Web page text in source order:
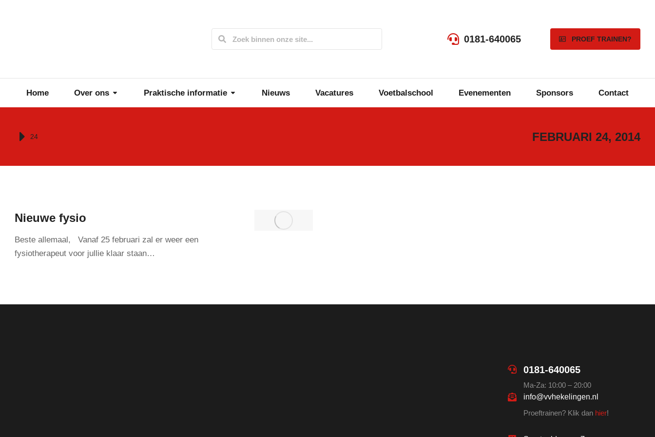
0181-640065 PROEF TRAINEN?
Home Over ons Praktische informatie Nieuws Vacatures Voetbalschool Evenementen Sponsors Contact
Je bent hier:
24 FEBRUARI 24, 2014
Nieuwe fysio
Beste allemaal, Vanaf 25 februari zal er weer een
fysiotherapeut voor jullie klaar staan…
0181-640065
Ma-Za: 10:00 – 20:00
info@vvhekelingen.nl
Proeftrainen? Klik dan hier!